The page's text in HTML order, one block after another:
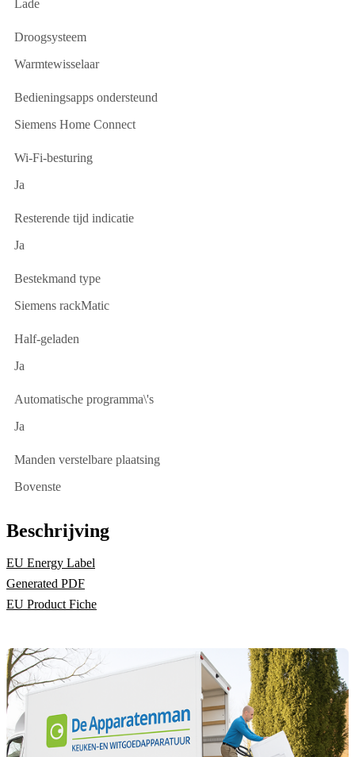
Lade
Droogsysteem
Warmtewisselaar
Bedieningsapps ondersteund
Siemens Home Connect
Wi-Fi-besturing
Ja
Resterende tijd indicatie
Ja
Bestekmand type
Siemens rackMatic
Half-geladen
Ja
Automatische programma\'s
Ja
Manden verstelbare plaatsing
Bovenste
Beschrijving
EU Energy Label
Generated PDF
EU Product Fiche